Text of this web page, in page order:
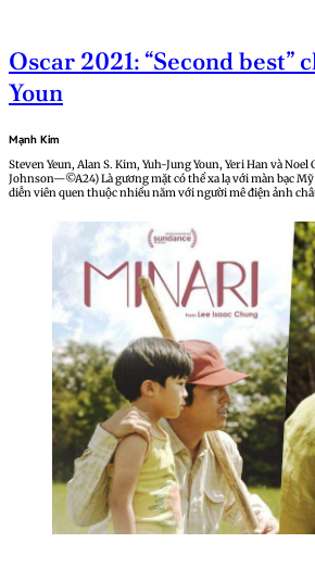
Oscar 2021: “Second best”
Youn
Mạnh Kim
Steven Yeun, Alan S. Kim, Yuh-Jung Youn, Yeri Han và
Johnson—©A24) Là gương mặt có thể xa lạ với màn bạc
diễn viên quen thuộc nhiều năm với người mê điện ảnh